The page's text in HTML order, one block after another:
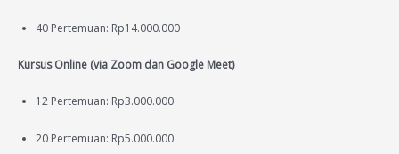
40 Pertemuan: Rp14.000.000
Kursus Online (via Zoom dan Google Meet)
12 Pertemuan: Rp3.000.000
20 Pertemuan: Rp5.000.000